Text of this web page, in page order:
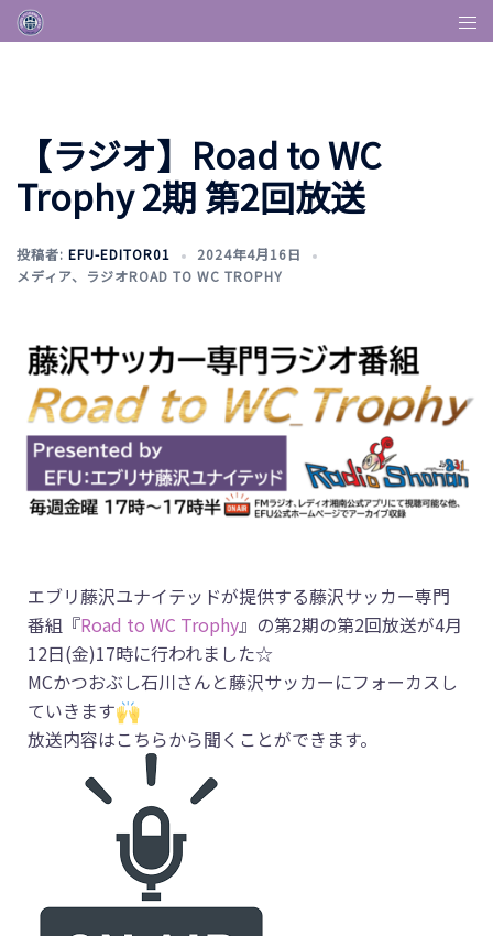
【ラジオ】Road to WC
Trophy 2期 第2回放送
投稿者: EFU-EDITOR01
2024年4月16日
メディア、 ラジオROAD TO WC TROPHY
エブリ藤沢ユナイテッドが提供する藤沢サッカー専門
番組『Road to WC Trophy』の第2期の第2回放送が4月
12日(金)17時に行われました☆
MCかつおぶし石川さんと藤沢サッカーにフォーカスし
ていきます
放送内容はこちらから聞くことができます。